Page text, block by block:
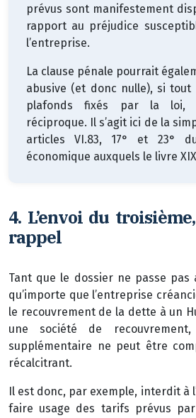
prévus sont manifestement
rapport au préjudice
l’entreprise.
La clause pénale pourrait
abusive (et donc nulle), si
plafonds fixés par la loi,
réciproque. Il s’agit ici de la
articles VI.83, 17° et 23°
économique auxquels le livre
4. L’envoi du
rappel
Tant que le dossier ne passe
qu’importe que l’entreprise
le recouvrement de la dette à un
une société de
supplémentaire ne peut être
récalcitrant.
Il est donc, par exemple, interdit à
faire usage des tarifs prévus